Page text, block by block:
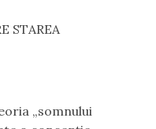
STAREA
„somnului